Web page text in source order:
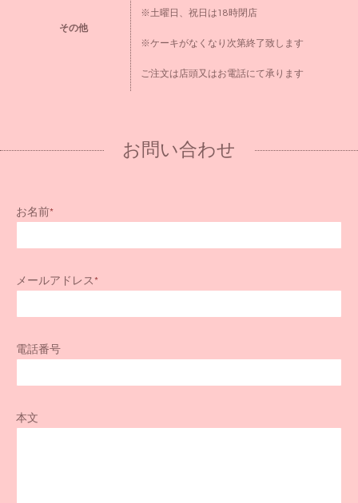
その他
※土曜日、祝日は18時閉店
※ケーキがなくなり次第終了致します
ご注文は店頭又はお電話にて承ります
お問い合わせ
お名前*
メールアドレス*
電話番号
本文